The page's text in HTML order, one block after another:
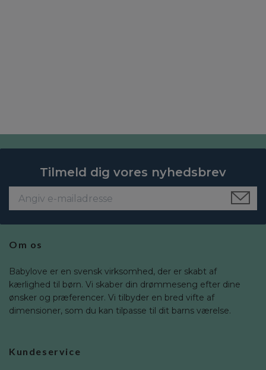
Tilmeld dig vores nyhedsbrev
Om os
Babylove er en svensk virksomhed, der er skabt af
kærlighed til børn. Vi skaber din drømmeseng efter dine
ønsker og præferencer. Vi tilbyder en bred vifte af
dimensioner, som du kan tilpasse til dit barns værelse.
Kundeservice